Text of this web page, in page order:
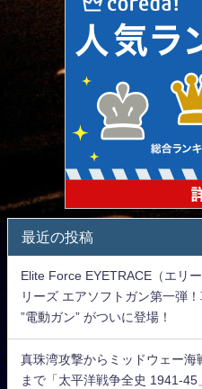
最近の投稿
Elite Force EYETRACE（エリ
リーズ エアソフトガン第一弾
”電動ガン” がついに登場！
真珠湾攻撃からミッドウェー
まで「太平洋戦争全史 1941-